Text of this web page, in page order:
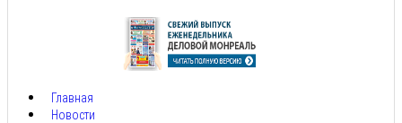
Главная
Новости